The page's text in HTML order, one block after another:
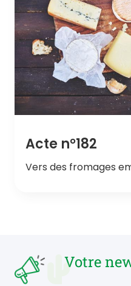
Acte n°182
Vers des fromages
Votre